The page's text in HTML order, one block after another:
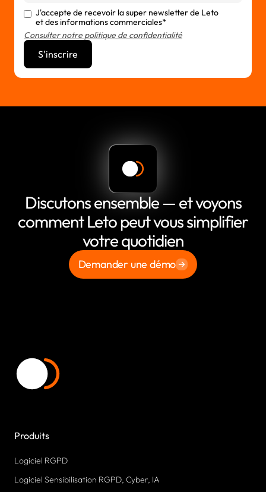
J'accepte de recevoir la super newsletter de Leto
et des informations commerciales*
Consulter notre politique de confidentialité
Discutons ensemble — et voyons
comment Leto peut vous simplifier
votre quotidien
Demander une démo
Produits
Logiciel RGPD
Logiciel Sensibilisation RGPD, Cyber, IA